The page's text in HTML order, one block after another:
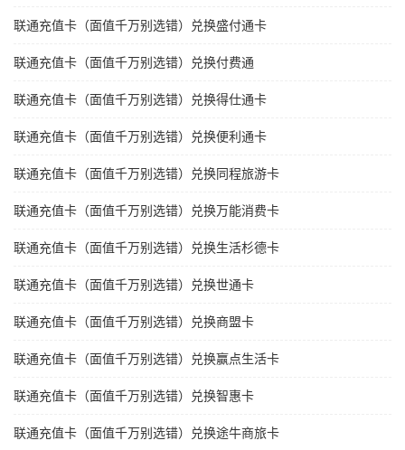
联通充值卡（面值千万别选错）兑换盛付通卡
联通充值卡（面值千万别选错）兑换付费通
联通充值卡（面值千万别选错）兑换得仕通卡
联通充值卡（面值千万别选错）兑换便利通卡
联通充值卡（面值千万别选错）兑换同程旅游卡
联通充值卡（面值千万别选错）兑换万能消费卡
联通充值卡（面值千万别选错）兑换生活杉德卡
联通充值卡（面值千万别选错）兑换世通卡
联通充值卡（面值千万别选错）兑换商盟卡
联通充值卡（面值千万别选错）兑换赢点生活卡
联通充值卡（面值千万别选错）兑换智惠卡
联通充值卡（面值千万别选错）兑换途牛商旅卡